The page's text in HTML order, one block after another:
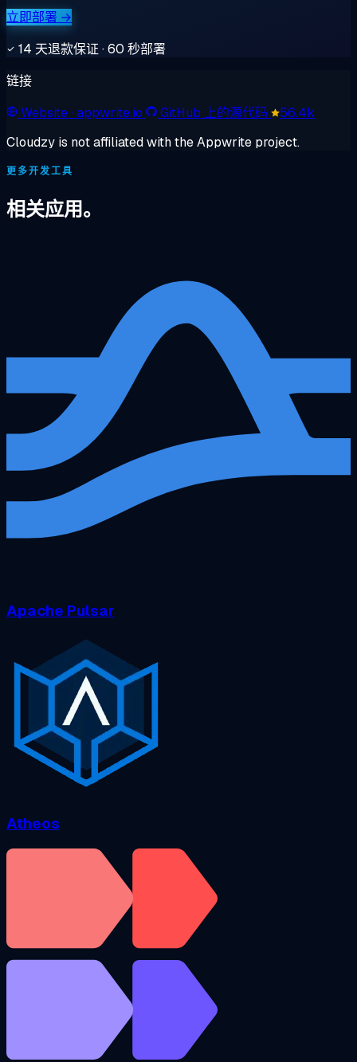
立即部署 →
14 天退款保证 · 60 秒部署
链接
Website· appwrite.io GitHub 上的源代码
56.4k
Cloudzy is not affiliated with the Appwrite project.
更多开发工具
相关应用。
Apache Pulsar
Atheos